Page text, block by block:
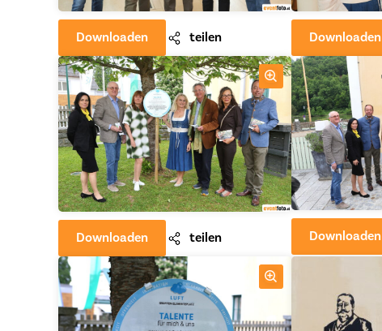
Downloaden teilen Downloaden
Downloaden teilen Downloaden